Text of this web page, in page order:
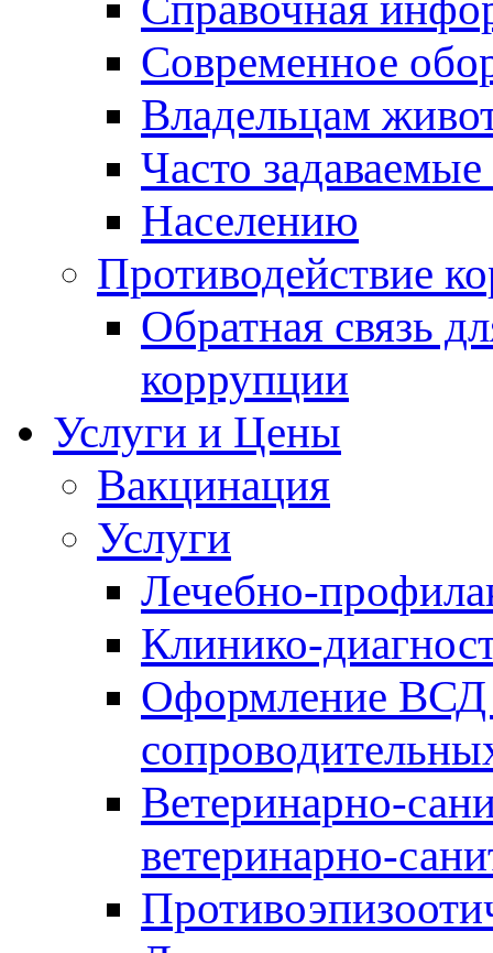
Современное
Владельцам
Часто
Населению
Противодействие
Обратная связь
коррупции
Услуги и Цены
Вакцинация
Услуги
Лечебно-
Клинико-
Оформление ВСД
Ветеринарно-
ветеринарно-